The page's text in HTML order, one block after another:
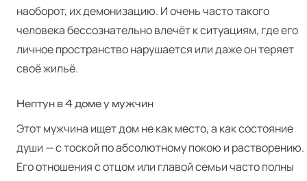
наоборот, их демонизацию. И очень часто такого
человека бессознательно влечёт к ситуациям, где его
личное пространство нарушается или даже он теряет
своё жильё.
Нептун в 4 доме у мужчин
Этот мужчина ищет дом не как место, а как состояние
души — с тоской по абсолютному покою и растворению.
Его отношения с отцом или главой семьи часто полны